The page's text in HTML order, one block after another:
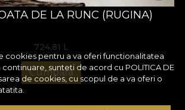
DE LA RUNC (RUGINA)
724,81 L
Cumpara
cookies pentru a va oferi functionalitatea
continuare, sunteti de acord cu POLITICA DE
de cookies, cu scopul de a va oferi o